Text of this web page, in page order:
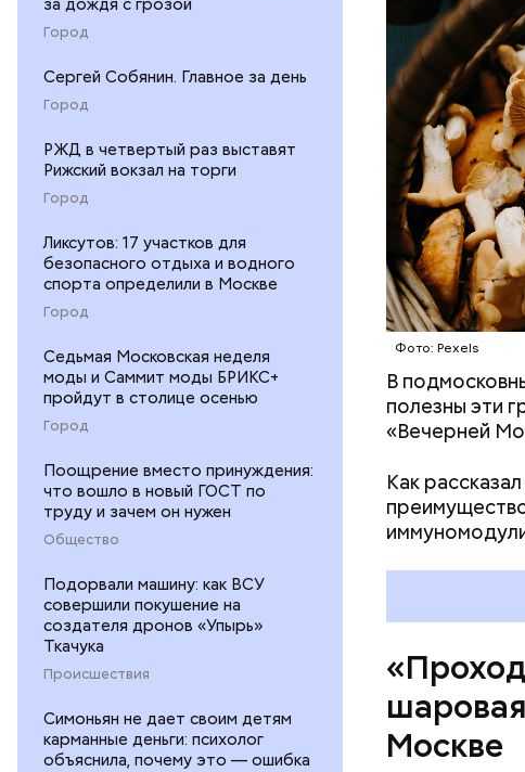
Город
Сергей Собянин. Главное за день
Город
РЖД в четвертый раз выставят
Рижский вокзал на торги
Город
Ликсутов: 17 участков для
безопасного отдыха и водного
спорта определили в Москве
Город
Седьмая Московская неделя
моды и Саммит моды БРИКС+
пройдут в столице осенью
Город
Поощрение вместо принуждения:
что вошло в новый ГОСТ по
труду и зачем он нужен
Общество
Подорвали машину: как ВСУ
совершили покушение на
создателя дронов «Упырь»
Ткачука
Происшествия
Симоньян не дает своим детям
карманные деньги: психолог
объяснила, почему это — ошибка
Фото: Pexels
В
полезны эти
«Вечерней
Как
Москве
Среднее
Большие же